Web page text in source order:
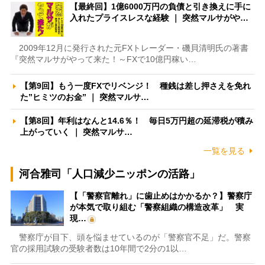
【最終回】1億6000万円の負債と引き換えに手に
入れたプライスレスな経験 ｜ 突然マルサがや…
2009年12月に発行された元FXトレーダー・磯貝清明氏の著書
『突然マルサがやって来た！～FXで10億円稼い…
【第9回】もう一度FXでリベンジ！ 種銭は差し押さえを免れ
た”ヒミツのお金” ｜ 突然マルサ…
【第8回】年利はなんと14.6％！ 毎日5万円超の延滞税が積み
上がっていく ｜ 突然マルサ…
一覧を見る
河合雅司「人口減少ニッポンの活路」
【「警察官離れ」に歯止めはかかるか？】警察庁
が本気で取り組む「警察組織の構造改革」 実
現…
警察庁が目下、頭を悩ませているのが「警察官不足」だ。警察
官の採用試験の受験者数は10年間で2分の1以…